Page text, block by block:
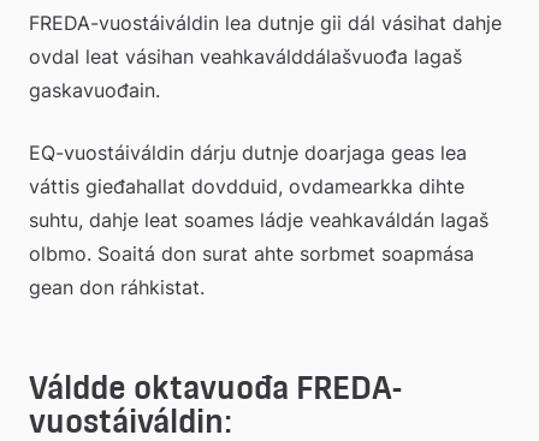
FREDA-vuostáiváldin lea dutnje gii dál vásihat dahje
ovdal leat vásihan veahkaválddálašvuođa lagaš
gaskavuođain.
EQ-vuostáiváldin dárju dutnje doarjaga geas lea
váttis gieđahallat dovdduid, ovdamearkka dihte
suhtu, dahje leat soames ládje veahkaváldán lagaš
olbmo. Soaitá don surat ahte sorbmet soapmása
gean don ráhkistat.
Váldde oktavuođa FREDA-
vuostáiváldin: